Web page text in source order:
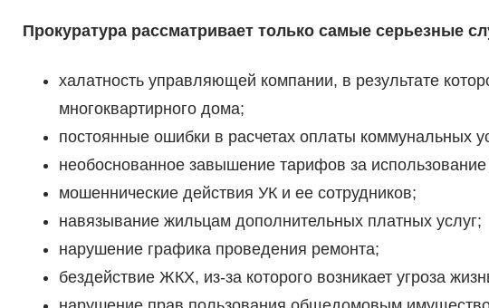
Прокуратура рассматривает только самые серьезные
халатность управляющей компании, в результате
многоквартирного дома;
постоянные ошибки в расчетах оплаты коммунальных
необоснованное завышение тарифов за
мошеннические действия УК и ее сотрудников;
навязывание жильцам дополнительных платных услуг;
нарушение графика проведения ремонта;
бездействие ЖКХ, из-за которого возникает угроза